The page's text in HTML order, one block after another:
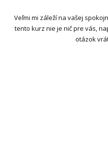
Veľmi mi záleží na vašej
tento kurz nie je nič pre vás,
otázok